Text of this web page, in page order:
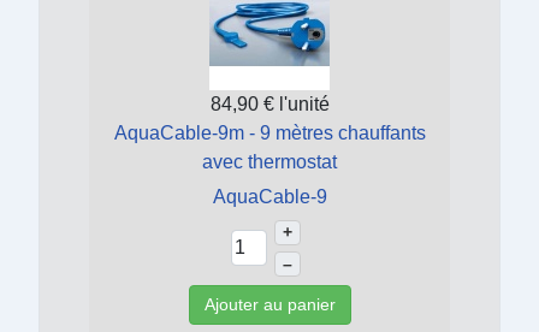
84,90 € l'unité
AquaCable-9m - 9 mètres chauffants
avec thermostat
AquaCable-9
+
–
Ajouter au panier